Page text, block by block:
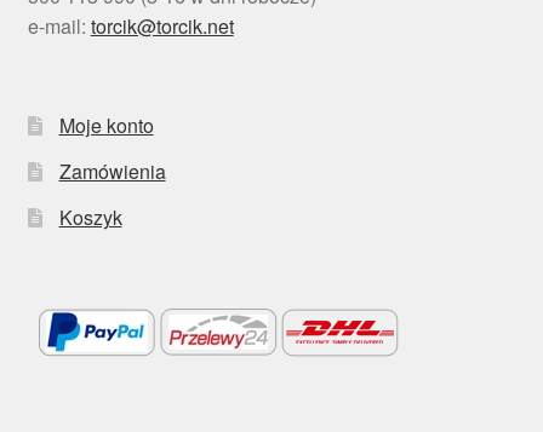
e-mail: torcik@torcik.net
Moje konto
Zamówienia
Koszyk